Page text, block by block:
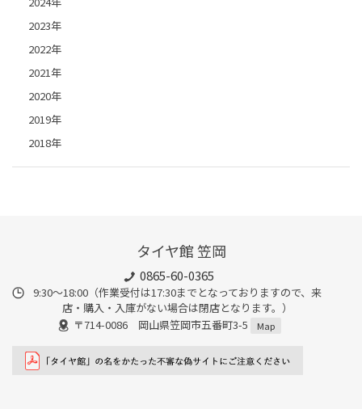
2023年
2022年
2021年
2020年
2019年
2018年
タイヤ館 笠岡
0865-60-0365
9:30～18:00（作業受付は17:30までとなっておりますので、来
店・購入・入庫がない場合は閉店となります。）
〒714-0086 岡山県笠岡市五番町3-5
Map